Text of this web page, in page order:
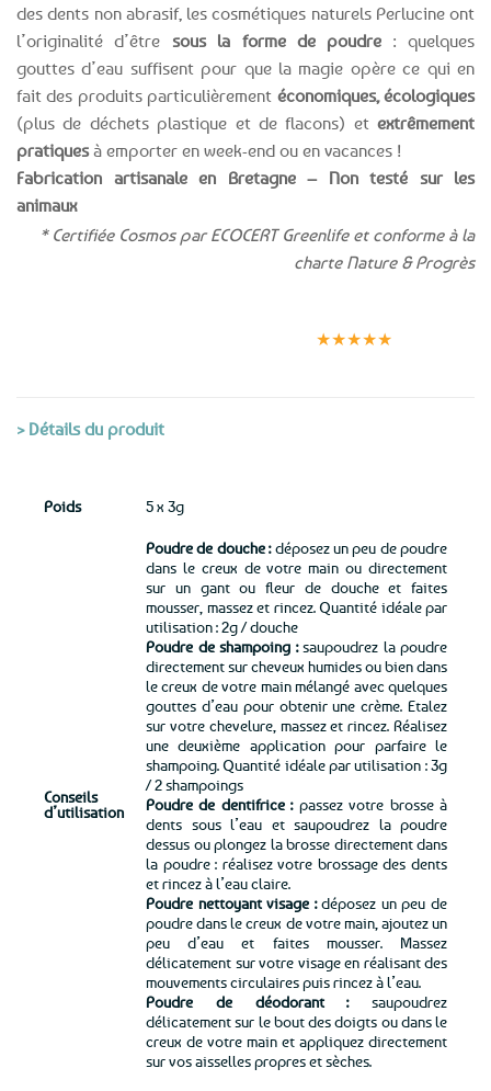
des dents non abrasif, les cosmétiques naturels Perlucine ont
l’originalité d’être sous la forme de poudre : quelques
gouttes d’eau suffisent pour que la magie opère ce qui en
fait des produits particulièrement économiques, écologiques
(plus de déchets plastique et de flacons) et extrêmement
pratiquesà emporter en week-end ou en vacances !
Fabrication artisanale en Bretagne – Non testé sur les
animaux
* Certifiée Cosmos par ECOCERT Greenlife et conforme à la
charte Nature & Progrès
★★★★★
> Détails du produit
Poids 5 x 3g
Conseils
d’utilisation
Poudre de douche :déposez un peu de poudre
dans le creux de votre main ou directement
sur un gant ou fleur de douche et faites
mousser, massez et rincez. Quantité idéale par
utilisation : 2g / douche
Poudre de shampoing :saupoudrez la poudre
directement sur cheveux humides ou bien dans
le creux de votre main mélangé avec quelques
gouttes d’eau pour obtenir une crème. Etalez
sur votre chevelure, massez et rincez. Réalisez
une deuxième application pour parfaire le
shampoing. Quantité idéale par utilisation : 3g
/ 2 shampoings
Poudre de dentifrice : passez votre brosse à
dents sous l’eau et saupoudrez la poudre
dessus ou plongez la brosse directement dans
la poudre : réalisez votre brossage des dents
et rincez à l’eau claire.
Poudre nettoyant visage :déposez un peu de
poudre dans le creux de votre main, ajoutez un
peu d’eau et faites mousser. Massez
délicatement sur votre visage en réalisant des
mouvements circulaires puis rincez à l’eau.
Poudre de déodorant : saupoudrez
délicatement sur le bout des doigts ou dans le
creux de votre main et appliquez directement
sur vos aisselles propres et sèches.